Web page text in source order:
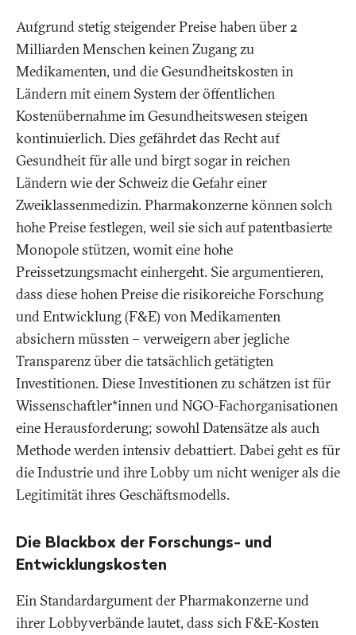
Aufgrund stetig steigender Preise haben über 2
Milliarden Menschen keinen Zugang zu
Medikamenten, und die Gesundheitskosten in
Ländern mit einem System der öffentlichen
Kostenübernahme im Gesundheitswesen steigen
kontinuierlich. Dies gefährdet das Recht auf
Gesundheit für alle und birgt sogar in reichen
Ländern wie der Schweiz die Gefahr einer
Zweiklassenmedizin. Pharmakonzerne können solch
hohe Preise festlegen, weil sie sich auf patentbasierte
Monopole stützen, womit eine hohe
Preissetzungsmacht einhergeht. Sie argumentieren,
dass diese hohen Preise die risikoreiche Forschung
und Entwicklung (F&E) von Medikamenten
absichern müssten – verweigern aber jegliche
Transparenz über die tatsächlich getätigten
Investitionen. Diese Investitionen zu schätzen ist für
Wissenschaftler*innen und NGO-Fachorganisationen
eine Herausforderung; sowohl Datensätze als auch
Methode werden intensiv debattiert. Dabei geht es für
die Industrie und ihre Lobby um nicht weniger als die
Legitimität ihres Geschäftsmodells.
Die Blackbox der Forschungs- und
Entwicklungskosten
Ein Standardargument der Pharmakonzerne und
ihrer Lobbyverbände lautet, dass sich F&E-Kosten